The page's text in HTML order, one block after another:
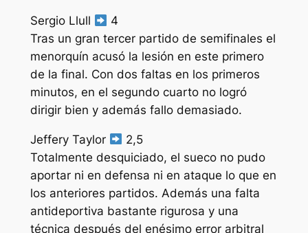
Sergio Llull
4
Tras un gran tercer partido de semifinales el
menorquín acusó la lesión en este primero
de la final. Con dos faltas en los primeros
minutos, en el segundo cuarto no logró
dirigir bien y además fallo demasiado.
Jeffery Taylor
2,5
Totalmente desquiciado, el sueco no pudo
aportar ni en defensa ni en ataque lo que en
los anteriores partidos. Además una falta
antideportiva bastante rigurosa y una
técnica después del enésimo error arbitral